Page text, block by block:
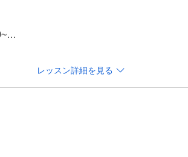
15:00~, 15:30~
ク
らはじめます。
レッスン詳細を見る